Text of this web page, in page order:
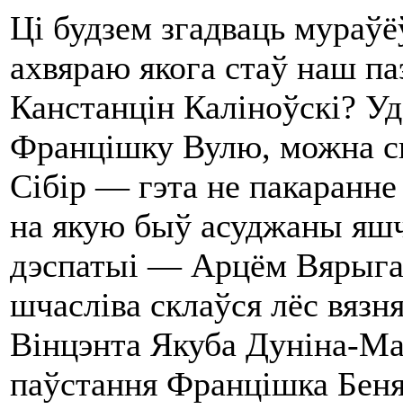
Ці будзем згадваць
ахвяраю якога стаў наш
Канстанцін Каліноўскі?
Францішку Вулю, можна
Сібір — гэта не
на якую быў асуджаны
дэспатыі — Арцём
шчасліва склаўся лёс
Вінцэнта Якуба Дуніна-
паўстання Францішка